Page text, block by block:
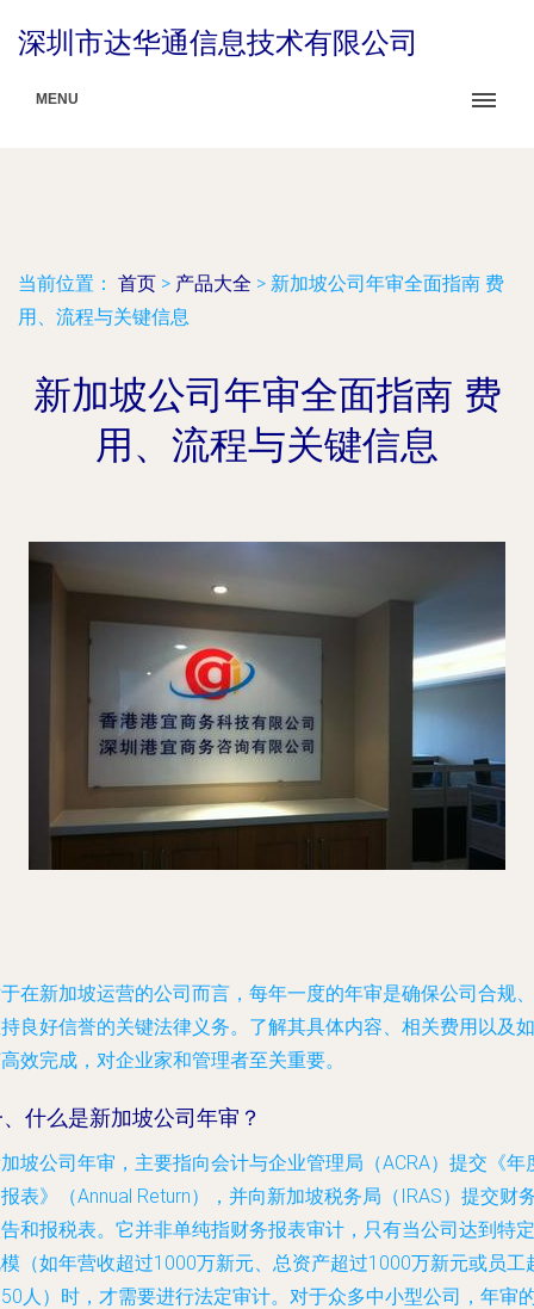
深圳市达华通信息技术有限公司
MENU
当前位置： 首页 > 产品大全 > 新加坡公司年审全面指南 费
用、流程与关键信息
新加坡公司年审全面指南 费
用、流程与关键信息
在新加坡运营的公司而言，每年一度的年审是确保公司合规、
良好信誉的关键法律义务。了解其具体内容、相关费用以及如
效完成，对企业家和管理者至关重要。
什么是新加坡公司年审？
坡公司年审，主要指向会计与企业管理局（ACRA）提交《年
表》（Annual Return），并向新加坡税务局（IRAS）提交财
和报税表。它并非单纯指财务报表审计，只有当公司达到特定
（如年营收超过1000万新元、总资产超过1000万新元或员工
人）时，才需要进行法定审计。对于众多中小型公司，年审